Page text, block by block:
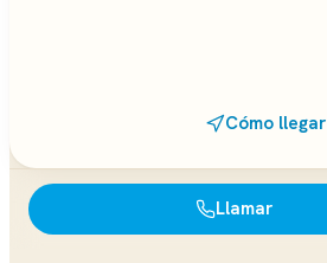
Cómo llegar
Llamar